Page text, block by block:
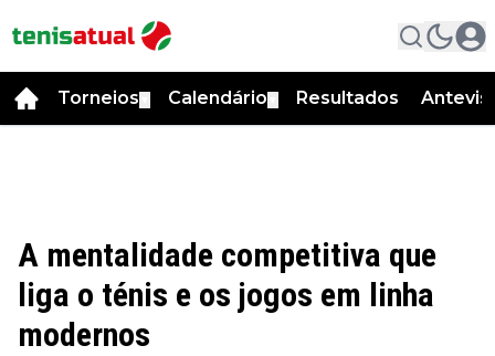
Torneios Calendário Resultados
A mentalidade competitiva que
liga o ténis e os jogos em linha
modernos